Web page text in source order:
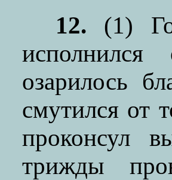
12. (1)
озарилось
смутился от
проконсул
трижды